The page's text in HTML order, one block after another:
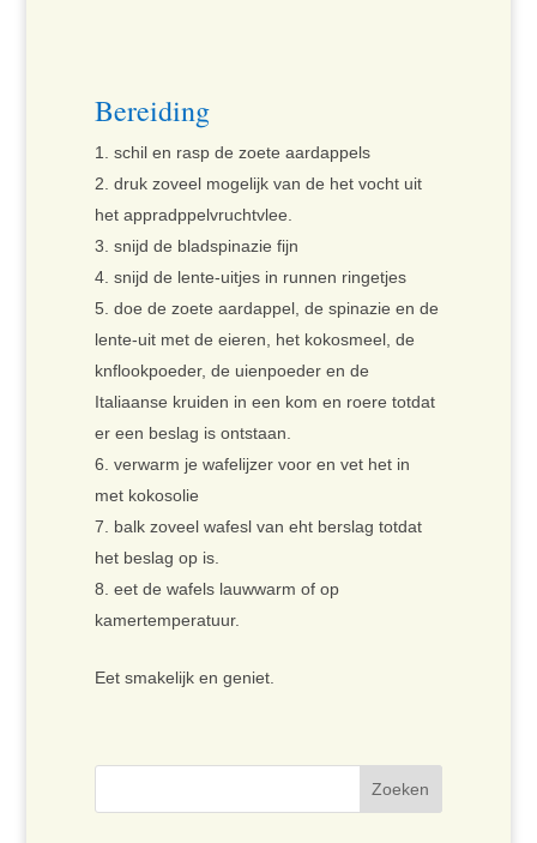
Bereiding
schil en rasp de zoete aardappels
druk zoveel mogelijk van de het vocht uit
het appradppelvruchtvlee.
snijd de bladspinazie fijn
snijd de lente-uitjes in runnen ringetjes
doe de zoete aardappel, de spinazie en de
lente-uit met de eieren, het kokosmeel, de
knflookpoeder, de uienpoeder en de
Italiaanse kruiden in een kom en roere totdat
er een beslag is ontstaan.
verwarm je wafelijzer voor en vet het in
met kokosolie
balk zoveel wafesl van eht berslag totdat
het beslag op is.
eet de wafels lauwwarm of op
kamertemperatuur.
Eet smakelijk en geniet.